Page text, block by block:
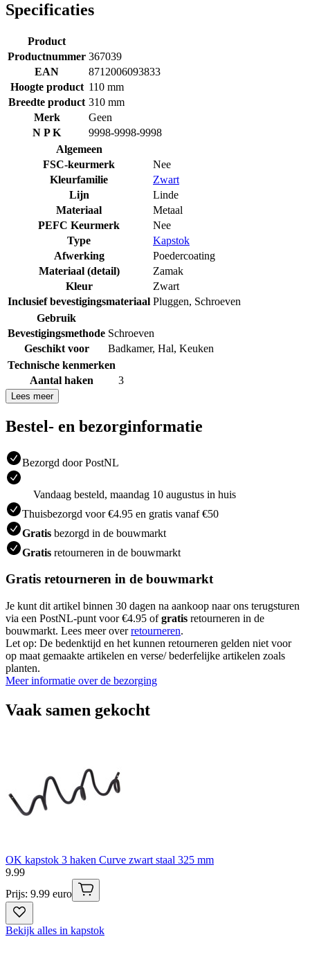
Specificaties
Product
Productnummer 367039
EAN
8712006093833
Hoogte product 110 mm
Breedte product 310 mm
Merk
Geen
N P K
9998-9998-9998
Algemeen
FSC-keurmerk
Nee
Kleurfamilie
Zwart
Lijn
Linde
Materiaal
Metaal
PEFC Keurmerk
Nee
Type
Kapstok
Afwerking
Poedercoating
Materiaal (detail)
Zamak
Kleur
Zwart
Inclusief bevestigingsmateriaal Pluggen, Schroeven
Gebruik
Bevestigingsmethode Schroeven
Geschikt voor
Badkamer, Hal, Keuken
Technische kenmerken
Aantal haken
3
Lees meer
Bestel- en bezorginformatie
Bezorgd door PostNL
Vandaag besteld, maandag 10 augustus in huis
Thuisbezorgd voor €4.95 en gratis vanaf €50
Gratis bezorgd in de bouwmarkt
Gratis retourneren in de bouwmarkt
Gratis retourneren in de bouwmarkt
Je kunt dit artikel binnen 30 dagen na aankoop naar ons terugsturen
via een PostNL-punt voor €4.95 ofgratis retourneren in de
bouwmarkt. Lees meer overretourneren.
Let op: De bedenktijd en het kunnen retourneren gelden niet voor
op maat gemaakte artikelen en verse/ bederfelijke artikelen zoals
planten.
Meer informatie over de bezorging
Vaak samen gekocht
OK kapstok 3 haken Curve zwart staal 325 mm
9.99
Prijs: 9.99 euro
Bekijk alles in kapstok